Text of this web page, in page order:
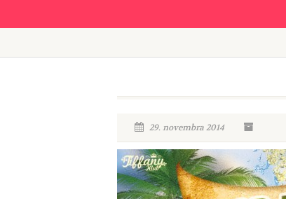
29. novembra 2014